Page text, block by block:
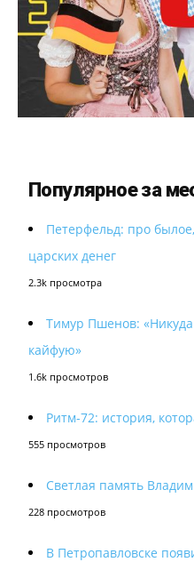
Популярное за
Петерфельд: про
царских денег
2.3k просмотра
Тимур Пшенов: «Никуда
кайфую»
1.6k просмотров
Ритм-72: история,
555 просмотров
Светлая память
228 просмотров
В Петропавловске